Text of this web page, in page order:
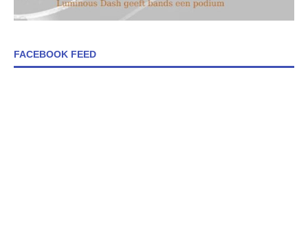
FACEBOOK FEED